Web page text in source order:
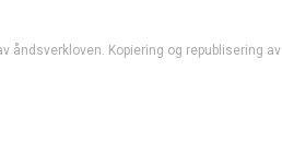
åndsverkloven. Kopiering og republisering av